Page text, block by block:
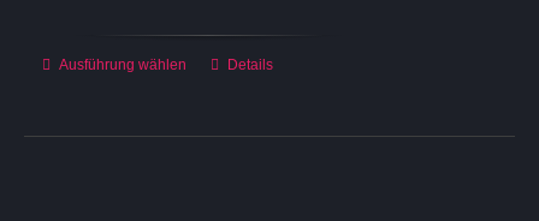
Ausführung wählen
Dieses
mehrere
Details